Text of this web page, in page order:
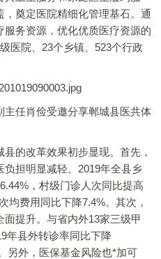
奠定医院精细化管理基石。通
务资源，优化优质医疗资源的
医院、23个乡镇、523个行政
任肖俭受邀分享郸城县医共体
的改革效果初步显现。首先，
担明显减轻。2019年全县乡
，村级门诊人次同比提高
均费用同比下降7.4%。其次，
提升。与省内外13家三级甲
年县外转诊率同比下降
另外，医保基金风险也*加可